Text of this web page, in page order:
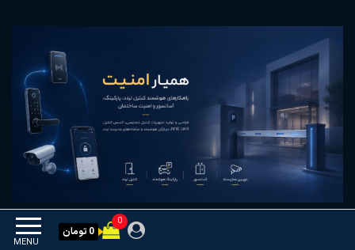
همیار امنیت
MENU
0
0 تومان